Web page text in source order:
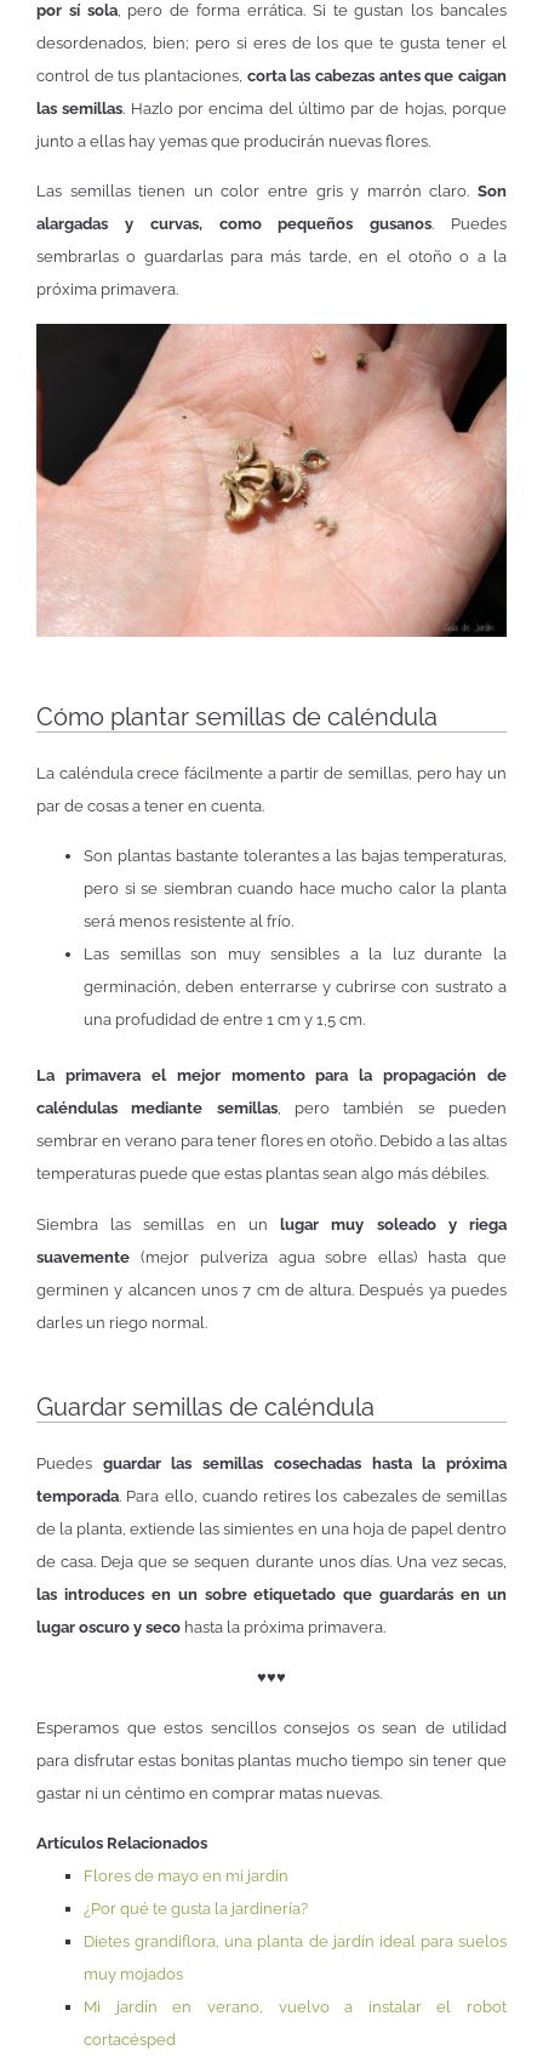
por sí sola, pero de forma errática. Si te gustan los bancales
desordenados, bien; pero si eres de los que te gusta tener el
control de tus plantaciones, corta las cabezas antes que caigan
las semillas. Hazlo por encima del último par de hojas, porque
junto a ellas hay yemas que producirán nuevas flores.
Las semillas tienen un color entre gris y marrón claro. Son
alargadas y curvas, como pequeños gusanos. Puedes
sembrarlas o guardarlas para más tarde, en el otoño o a la
próxima primavera.
Cómo plantar semillas de caléndula
La caléndula crece fácilmente a partir de semillas, pero hay un
par de cosas a tener en cuenta.
Son plantas bastante tolerantes a las bajas temperaturas,
pero si se siembran cuando hace mucho calor la planta
será menos resistente al frío.
Las semillas son muy sensibles a la luz durante la
germinación, deben enterrarse y cubrirse con sustrato a
una profudidad de entre 1 cm y 1,5 cm.
La primavera el mejor momento para la propagación de
caléndulas mediante semillas, pero también se pueden
sembrar en verano para tener flores en otoño. Debido a las altas
temperaturas puede que estas plantas sean algo más débiles.
Siembra las semillas en unlugar muy soleado y riega
suavemente (mejor pulveriza agua sobre ellas) hasta que
germinen y alcancen unos 7 cm de altura. Después ya puedes
darles un riego normal.
Guardar semillas de caléndula
Puedes guardar las semillas cosechadas hasta la próxima
temporada. Para ello, cuando retires los cabezales de semillas
de la planta, extiende las simientes en una hoja de papel dentro
de casa. Deja que se sequen durante unos días. Una vez secas,
las introduces en un sobre etiquetado que guardarás en un
lugar oscuro y seco hasta la próxima primavera.
♥♥♥
Esperamos que estos sencillos consejos os sean de utilidad
para disfrutar estas bonitas plantas mucho tiempo sin tener que
gastar ni un céntimo en comprar matas nuevas.
Artículos Relacionados
Flores de mayo en mi jardín
¿Por qué te gusta la jardinería?
Dietes grandiflora, una planta de jardín ideal para suelos
muy mojados
Mi jardín en verano, vuelvo a instalar el robot
cortacésped